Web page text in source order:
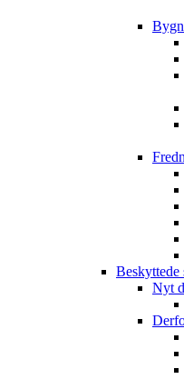
Beskyttede
Nyt